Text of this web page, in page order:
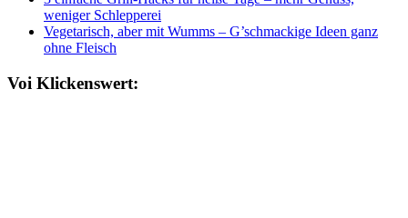
weniger Schlepperei
Vegetarisch, aber mit Wumms – G’schmackige Ideen ganz
ohne Fleisch
Voi Klickenswert: